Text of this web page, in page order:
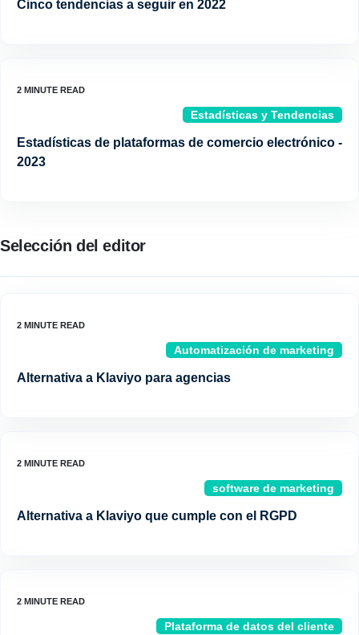
Cinco tendencias a seguir en 2022
Estadísticas y Tendencias
Estadísticas de plataformas de comercio electrónico -
2023
Selección del editor
Automatización de marketing
Alternativa a Klaviyo para agencias
software de marketing
Alternativa a Klaviyo que cumple con el RGPD
Plataforma de datos del cliente